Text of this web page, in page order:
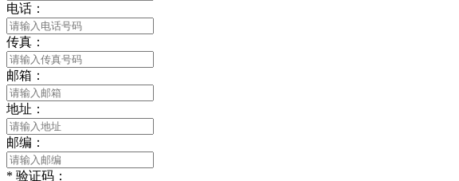
电话：
传真：
邮箱：
地址：
邮编：
* 验证码：